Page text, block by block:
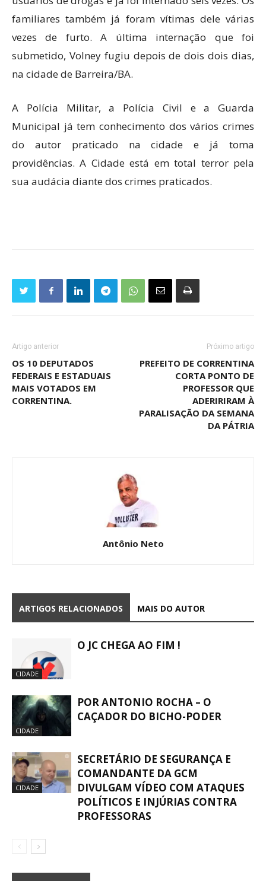
familiares também já foram vítimas dele várias
vezes de furto. A última internação que foi
submetido, Volney fugiu depois de dois dois dias,
na cidade de Barreira/BA.
A Polícia Militar, a Polícia Civil e a Guarda
Municipal já tem conhecimento dos vários crimes
do autor praticado na cidade e já toma
providências. A Cidade está em total terror pela
sua audácia diante dos crimes praticados.
Artigo anterior
OS 10 DEPUTADOS
FEDERAIS E ESTADUAIS
MAIS VOTADOS EM
CORRENTINA.
Próximo artigo
PREFEITO DE CORRENTINA
CORTA PONTO DE
PROFESSOR QUE
ADERIRIRAM À
PARALISAÇÃO DA SEMANA
DA PÁTRIA
Antônio Neto
ARTIGOS RELACIONADOS MAIS DO AUTOR
CIDADE
O JC CHEGA AO FIM !
CIDADE
POR ANTONIO ROCHA – O
CAÇADOR DO BICHO-PODER
CIDADE
SECRETÁRIO DE SEGURANÇA E
COMANDANTE DA GCM
DIVULGAM VÍDEO COM ATAQUES
POLÍTICOS E INJÚRIAS CONTRA
PROFESSORAS